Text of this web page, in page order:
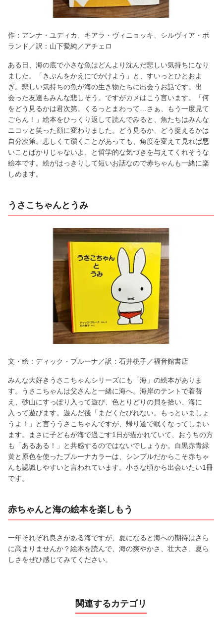
作：アンナ・ユディカ、キアラ・ヴィニョッキ、シルヴィア・ボ
ランド／訳：山下愛純／アチェロ
ある日、海の底で小さな魚はどんより沈んだ悲しい気持ちになり
ました。「きぶんをかえにでかけよう」と、すいっとひとおよ
ぎ。悲しい気持ちの魚が海の生き物たちに出会うお話です。出
会った友達もみんな悲しそう。ですがカメはこう言います。「何
をどう見るかは君次第。くるっとまわって…さぁ、もう一度見て
ごらん！」絵本をひっくり返して読んでみると、魚たちはみんな
ニコッと笑った顔に変わりました。どう見るか、どう捉えるかは
自分次第。悲しくて躓くことがあっても、角度を変えて見れば悪
いことばかりじゃないよ、と哲学的な気づきを与えてくれそうな
絵本です。絵がはっきりして短いお話なので赤ちゃんも一緒に楽
しめます。
うさこちゃんとうみ
文・絵：ディック・ブルーナ／訳：石井桃子／福音館書店
みんな大好きうさこちゃんシリーズにも「海」の絵本がありま
す。うさこちゃんは父さんと一緒に海へ。海岸のテントで着替
え、砂山にすっぽり入って遊び、色とりどりの貝を拾い、海に
入って遊びます。遊んだ後「まだくたびれない。もっといましょ
うよ！」と言ううさこちゃんですが、帰り道で眠くなってしまい
ます。まさに子どもが海で過ごす1日が描かれていて、おうちの方
も「あるある！」と共感するのではないでしょうか。白黒赤青緑
黄と原色を使ったブルーナカラーは、シンプルだからこそ赤ちゃ
んも認識しやすいと言われています。小さな頃から出会いたい1冊
です。
赤ちゃんと海の絵本を楽しもう
一年それぞれ良さがある海ですが、夏になると海への期待はさら
に高まりませんか？絵本を読んで、海の爽やかさ、壮大さ、夏ら
しさをぜひ感じてみてください。
関連するカテゴリ